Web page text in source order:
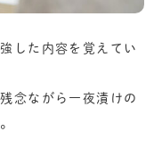
した内容を覚えてい
念ながら一夜漬けの